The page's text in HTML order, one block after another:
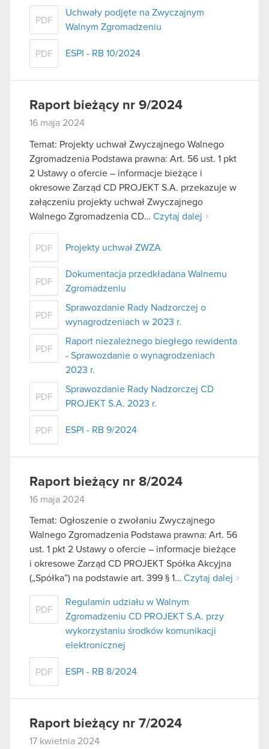
PDF
Uchwały podjęte na Zwyczajnym
Walnym Zgromadzeniu
PDF ESPI - RB 10/2024
Raport bieżący nr 9/2024
16 maja 2024
Temat: Projekty uchwał Zwyczajnego Walnego
Zgromadzenia Podstawa prawna: Art. 56 ust. 1 pkt
2 Ustawy o ofercie – informacje bieżące i
okresowe Zarząd CD PROJEKT S.A. przekazuje w
załączeniu projekty uchwał Zwyczajnego
Walnego Zgromadzenia CD… Czytaj dalej
PDF Projekty uchwał ZWZA
PDF
Dokumentacja przedkładana Walnemu
Zgromadzeniu
PDF
Sprawozdanie Rady Nadzorczej o
wynagrodzeniach w 2023 r.
PDF
Raport niezależnego biegłego rewidenta
- Sprawozdanie o wynagrodzeniach
2023 r.
PDF
Sprawozdanie Rady Nadzorczej CD
PROJEKT S.A. 2023 r.
PDF ESPI - RB 9/2024
Raport bieżący nr 8/2024
16 maja 2024
Temat: Ogłoszenie o zwołaniu Zwyczajnego
Walnego Zgromadzenia Podstawa prawna: Art. 56
ust. 1 pkt 2 Ustawy o ofercie – informacje bieżące
i okresowe Zarząd CD PROJEKT Spółka Akcyjna
(„Spółka”) na podstawie art. 399 § 1… Czytaj dalej
PDF
Regulamin udziału w Walnym
Zgromadzeniu CD PROJEKT S.A. przy
wykorzystaniu środków komunikacji
elektronicznej
PDF ESPI - RB 8/2024
Raport bieżący nr 7/2024
17 kwietnia 2024